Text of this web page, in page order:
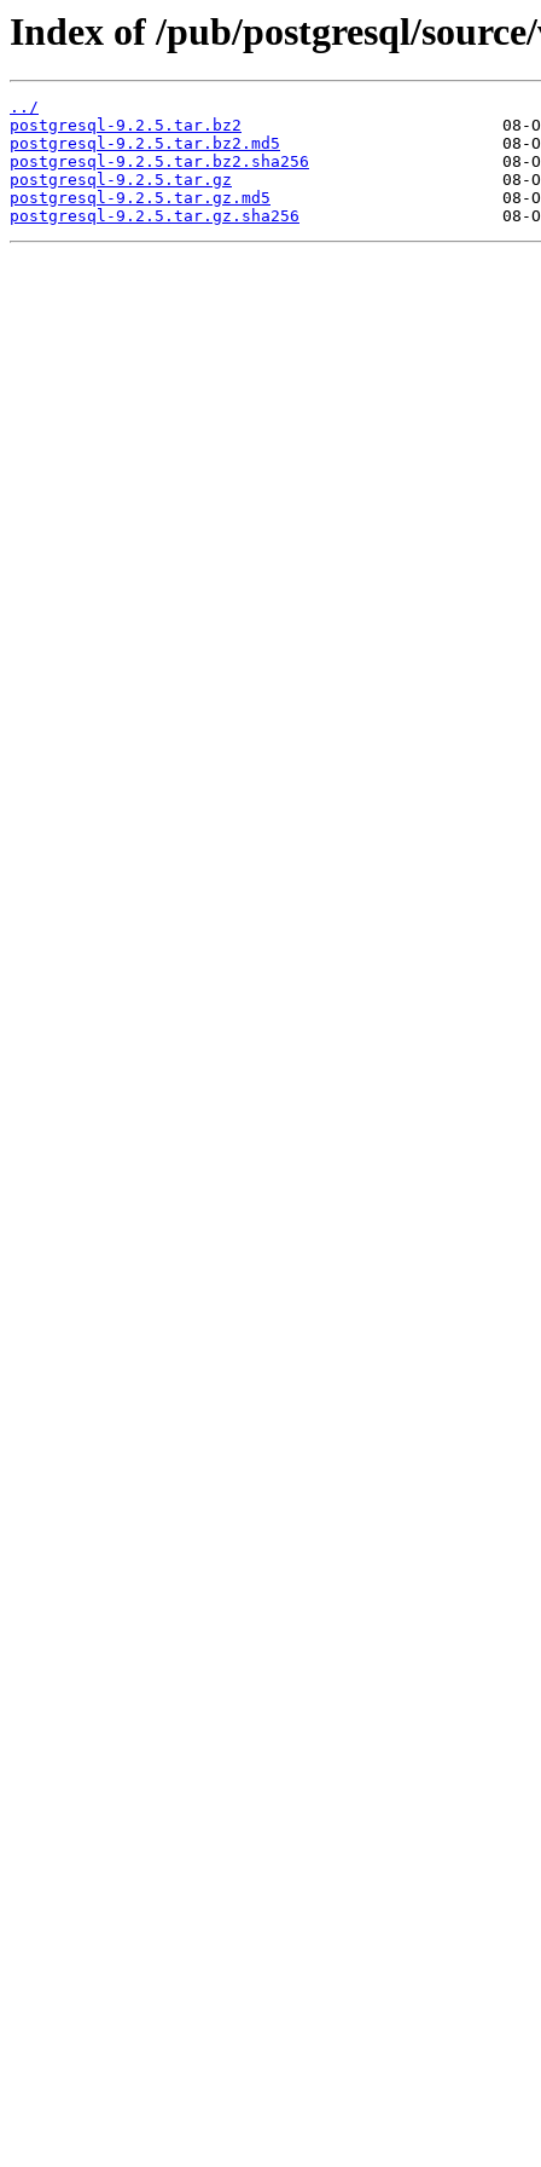
Index of /pub/postgresql/
../
postgresql-9.2.5.tar.bz2
postgresql-9.2.5.tar.bz2.md5
postgresql-9.2.5.tar.bz2.sha256
postgresql-9.2.5.tar.gz
postgresql-9.2.5.tar.gz.md5
postgresql-9.2.5.tar.gz.sha256